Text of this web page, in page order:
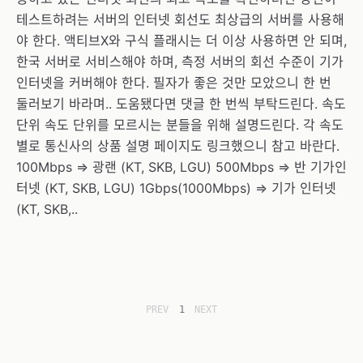
테스트하려는 서버의 인터넷 회선도 최상급의 서버를 사용해
야 한다. 액티브X와 구식 플래시는 더 이상 사용하면 안 되며,
한국 서버로 서비스해야 하며, 측정 서버의 회선 수준이 기가
인터넷을 커버해야 한다. 필자가 좋은 것만 모았으니 한 번
둘러보기 바라며.. 도움됐다면 댓글 한 번씩 부탁드린다. 속도
단위 속도 단위를 모르시는 분들을 위해 설명드린다. 각 속도
별로 통신사의 상품 설명 페이지도 링크했으니 참고 바란다.
100Mbps => 광랜 (KT, SKB, LGU) 500Mbps => 반 기가인
터넷 (KT, SKB, LGU) 1Gbps(1000Mbps) => 기가 인터넷
(KT, SKB,..
PREV 1 NEXT